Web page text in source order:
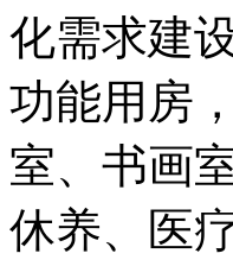
化需求建
功能用房
室、书画
休养、医